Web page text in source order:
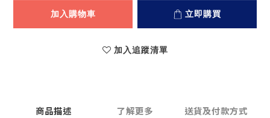
加入購物車 立即購買
加入追蹤清單
商品描述 了解更多 送貨及付款方式